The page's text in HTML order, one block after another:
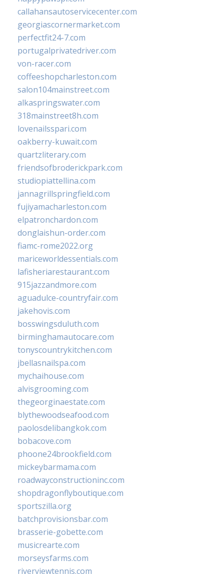
callahansautoservicecenter.com
georgiascornermarket.com
perfectfit24-7.com
portugalprivatedriver.com
von-racer.com
coffeeshopcharleston.com
salon104mainstreet.com
alkaspringswater.com
318mainstreet8h.com
lovenailsspari.com
oakberry-kuwait.com
quartzliterary.com
friendsofbroderickpark.com
studiopiattellina.com
jannagrillspringfield.com
fujiyamacharleston.com
elpatronchardon.com
donglaishun-order.com
fiamc-rome2022.org
mariceworldessentials.com
lafisheriarestaurant.com
915jazzandmore.com
aguadulce-countryfair.com
jakehovis.com
bosswingsduluth.com
birminghamautocare.com
tonyscountrykitchen.com
jbellasnailspa.com
mychaihouse.com
alvisgrooming.com
thegeorginaestate.com
blythewoodseafood.com
paolosdelibangkok.com
bobacove.com
phoone24brookfield.com
mickeybarmama.com
roadwayconstructioninc.com
shopdragonflyboutique.com
sportszilla.org
batchprovisionsbar.com
brasserie-gobette.com
musicrearte.com
morseysfarms.com
riverviewtennis.com